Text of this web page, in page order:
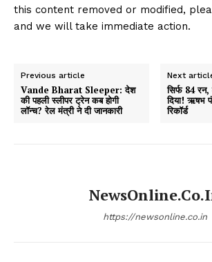
this content removed or modified,
and we will take immediate action.
Previous article
Vande Bharat Sleeper: देश
की पहली स्लीपर ट्रेन कब होगी
लॉन्च? रेल मंत्री ने दी जानकारी
Next
सिर्फ 84
दिया! ऋषभ
रिकॉर्ड
https://newsonline.co.in